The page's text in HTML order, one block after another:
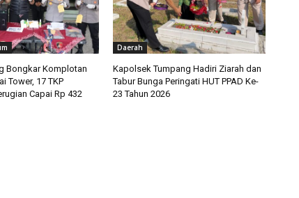
Bongkar Komplotan
Tower, 17 TKP
Capai Rp 432
Daerah
Kapolsek Tumpang Hadiri Ziarah dan
Tabur Bunga Peringati HUT PPAD Ke-
23 Tahun 2026